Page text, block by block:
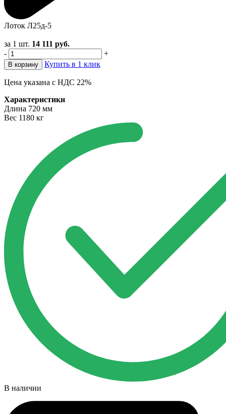
Лоток Л25д-5
за 1 шт. 14 111 руб.
-
+
В корзину Купить в 1 клик
Цена указана с НДС 22%
Характеристики
Длина 720 мм
Вес 1180 кг
В наличии